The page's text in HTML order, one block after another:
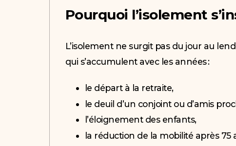
Pourquoi l’isolement
L’isolement ne surgit pas du jour au
qui s’accumulent avec les années :
le départ à la retraite,
le deuil d’un conjoint ou d’amis
l’éloignement des enfants,
la réduction de la mobilité après 75